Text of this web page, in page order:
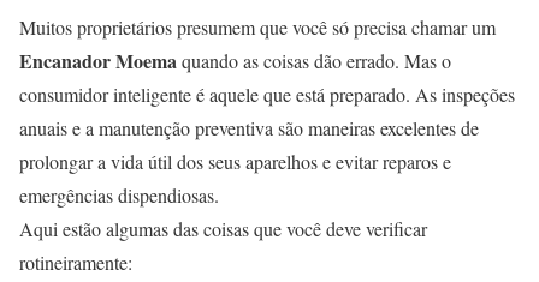
Muitos proprietários presumem que você só precisa chamar um
Encanador Moemaquando as coisas dão errado. Mas o
consumidor inteligente é aquele que está preparado. As inspeções
anuais e a manutenção preventiva são maneiras excelentes de
prolongar a vida útil dos seus aparelhos e evitar reparos e
emergências dispendiosas.
Aqui estão algumas das coisas que você deve verificar
rotineiramente: